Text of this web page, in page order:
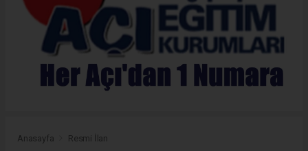
Anasayfa Resmi İlan